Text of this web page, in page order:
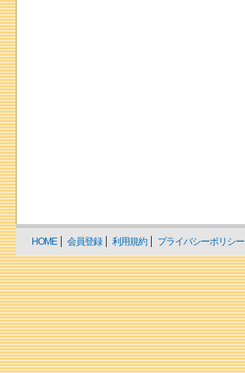
HOME 会員登録 利用規約 プライバシーポリシー